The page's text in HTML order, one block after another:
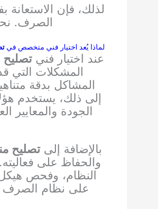
لذلك، فإن الاستعانة
الصرف.
لماذا يُعد اختيار فني متخصص في
عند اختيار فني
المشكلات التي
المشاكل بدقة
إلى ذلك، يستخدم
الجودة
بالإضافة إلى تصليح
والحفاظ على
النظام، وفحص
على نظام الصرف